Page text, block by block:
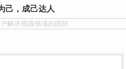
己，成己达人
解决视频领域的困扰